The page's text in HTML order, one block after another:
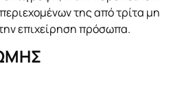
της από τρίτα μη
επιχείρηση πρόσωπα.